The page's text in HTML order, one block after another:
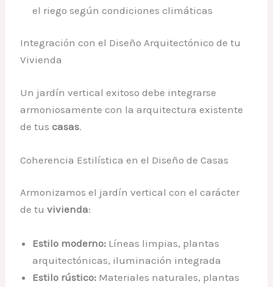
el riego según condiciones climáticas
Integración con el Diseño Arquitectónico de tu
Vivienda
Un jardín vertical exitoso debe integrarse
armoniosamente con la arquitectura existente
de tuscasas.
Coherencia Estilística en el Diseño de Casas
Armonizamos el jardín vertical con el carácter
de tuvivienda:
Estilo moderno: Líneas limpias, plantas
arquitectónicas, iluminación integrada
Estilo rústico: Materiales naturales, plantas